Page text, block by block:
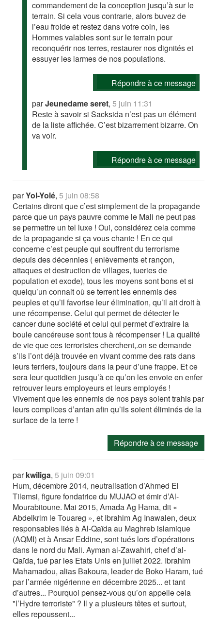
commandement de la conception jusqu’à sur le
terrain. Si cela vous contrarie, alors buvez de
l’eau froide et restez dans votre coin, les
Hommes valables sont sur le terrain pour
reconquérir nos terres, restaurer nos dignités et
essuyer les larmes de nos populations.
Répondre à ce message
parJeunedame seret,5 juin 11:31
Reste à savoir si Sacksida n’est pas un élément
de la liste affichée. C’est bizarrement bizarre. On
va voir.
Répondre à ce message
parYol-Yolé,5 juin 08:58
Certains diront que c’est simplement de la propagande
parce que un pays pauvre comme le Mali ne peut pas
se permettre un tel luxe ! Oui, considérez cela comme
de la propagande si ça vous chante ! En ce qui
concerne c’est peuple qui souffrent du terrorisme
depuis des décennies ( enlèvements et rançon,
attaques et destruction de villages, tueries de
population et exode), tous les moyens sont bons et si
quelqu’un connait où se terrent les ennemis des
peuples et qu’il favorise leur élimination, qu’il ait droit à
une récompense. Celui qui permet de détecter le
cancer dune société et celui qui permet d’extraire la
boule cancéreuse sont tous à récompenser ! La qualité
de vie que ces terroristes cherchent,.on se demande
s’ils l’ont déjà trouvée en vivant comme des rats dans
leurs terriers, toujours dans la peur d’une frappe. Et ce
sera leur quotidien jusqu’à ce qu’on les envoie en enfer
retrouver leurs employeurs et leurs employés !
Vivement que les ennemis de nos pays soient trahis par
leurs complices d’antan afin qu’ils soient éliminés de la
surface de la terre !
Répondre à ce message
parkwiliga,5 juin 09:01
Hum, décembre 2014, neutralisation d’Ahmed El
Tilemsi, figure fondatrice du MUJAO et émir d’Al-
Mourabitoune. Mai 2015, Amada Ag Hama, dit «
Abdelkrim le Touareg », et Ibrahim Ag Inawalen, deux
responsables liés à Al-Qaïda au Maghreb islamique
(AQMI) et à Ansar Eddine, sont tués lors d’opérations
dans le nord du Mali. Ayman al-Zawahiri, chef d’al-
Qaïda, tué par les Etats Unis en juillet 2022. Ibrahim
Mahamadou, alias Bakoura, leader de Boko Haram, tué
par l’armée nigérienne en décembre 2025... et tant
d’autres... Pourquoi pensez-vous qu’on appelle cela
"l’Hydre terroriste" ? Il y a plusieurs têtes et surtout,
elles repoussent...